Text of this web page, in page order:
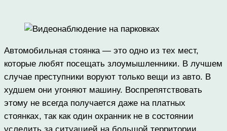
Автомобильная стоянка — это одно из тех мест,
которые любят посещать злоумышленники. В лучшем
случае преступники воруют только вещи из авто. В
худшем они угоняют машину. Воспрепятствовать
этому не всегда получается даже на платных
стоянках, так как один охранник не в состоянии